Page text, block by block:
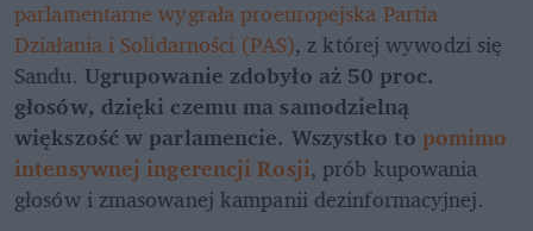
parlamentarne wygrała proeuropejska Partia
Działania i Solidarności (PAS), z której wywodzi się
Sandu. Ugrupowanie zdobyło aż 50 proc.
głosów, dzięki czemu ma samodzielną
większość w parlamencie. Wszystko to pomimo
intensywnej ingerencji Rosji, prób kupowania
głosów i zmasowanej kampanii dezinformacyjnej.